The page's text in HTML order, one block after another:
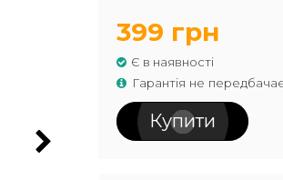
399 грн
Є в наявності
Гарантія не
Купити